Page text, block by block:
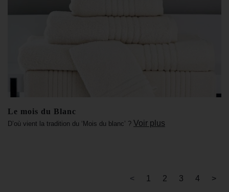
Le mois du Blanc
D’où vient la tradition du ‘Mois du blanc’ ? Voir plus
< 1 2 3 4 >